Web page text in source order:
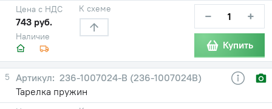
Наличие
Цена с НДС
743 руб.
К схеме − +
Купить
5
236-1007024-В (236-1007024В)
Тарелка пружин